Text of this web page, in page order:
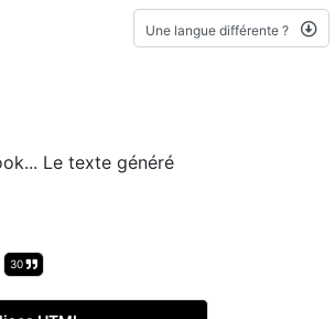
Une langue différente ?
Le texte généré
30